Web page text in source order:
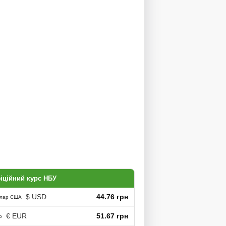
курс НБУ
США $ USD 44.76 грн
€ EUR 51.67 грн